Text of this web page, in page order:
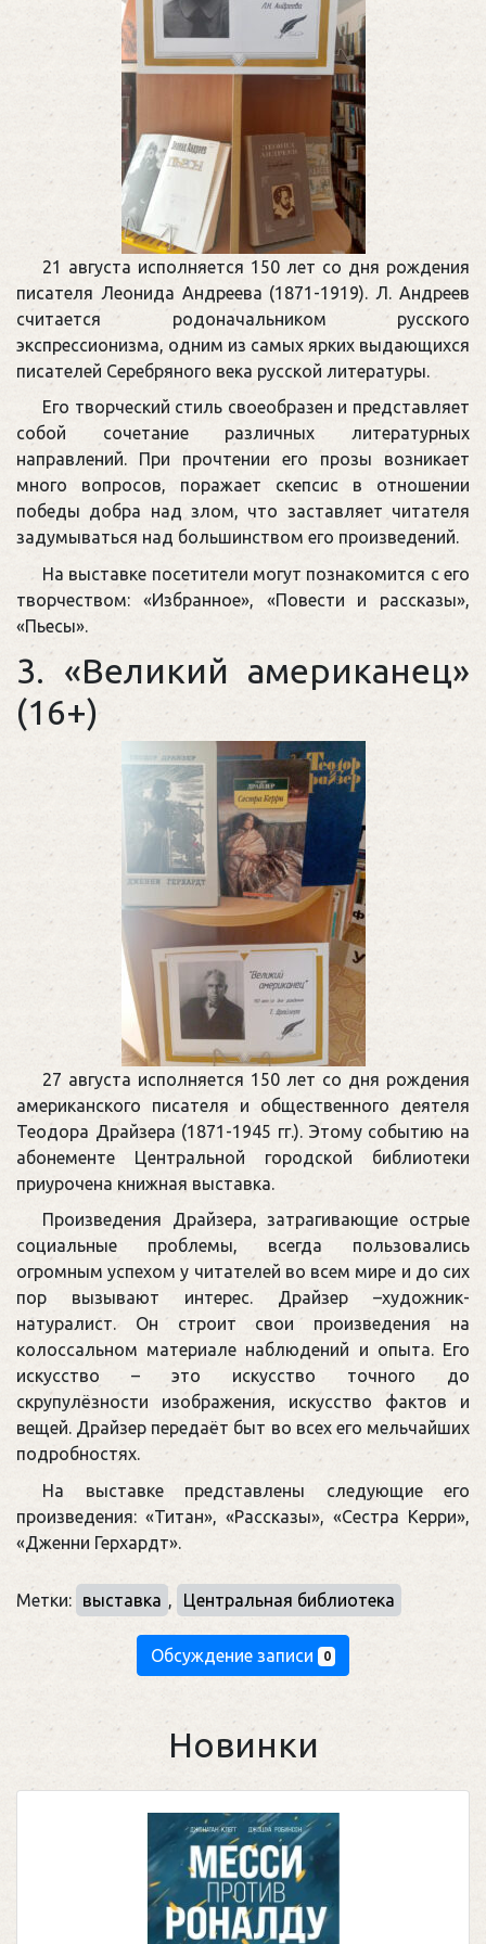
21 августа исполняется 150 лет со дня рождения
писателя Леонида Андреева (1871-1919). Л. Андреев
считается родоначальником русского
экспрессионизма, одним из самых ярких выдающихся
писателей Серебряного века русской литературы.
Его творческий стиль своеобразен и представляет
собой сочетание различных литературных
направлений. При прочтении его прозы возникает
много вопросов, поражает скепсис в отношении
победы добра над злом, что заставляет читателя
задумываться над большинством его произведений.
На выставке посетители могут познакомится с его
творчеством: «Избранное», «Повести и рассказы»,
«Пьесы».
3. «Великий американец»
(16+)
27 августа исполняется 150 лет со дня рождения
американского писателя и общественного деятеля
Теодора Драйзера (1871-1945 гг.). Этому событию на
абонементе Центральной городской библиотеки
приурочена книжная выставка.
Произведения Драйзера, затрагивающие острые
социальные проблемы, всегда пользовались
огромным успехом у читателей во всем мире и до сих
пор вызывают интерес. Драйзер –художник-
натуралист. Он строит свои произведения на
колоссальном материале наблюдений и опыта. Его
искусство – это искусство точного до
скрупулёзности изображения, искусство фактов и
вещей. Драйзер передаёт быт во всех его мельчайших
подробностях.
На выставке представлены следующие его
произведения: «Титан», «Рассказы», «Сестра Керри»,
«Дженни Герхардт».
Метки: выставка , Центральная библиотека
Обсуждение записи 0
Новинки